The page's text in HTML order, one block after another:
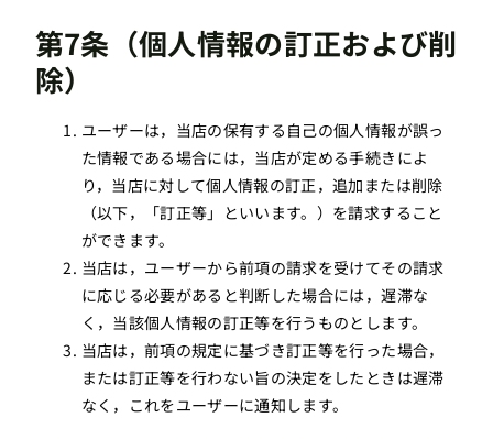
第7条（個人情報の訂正および削
除）
ユーザーは，当店の保有する自己の個人情報が誤っ
た情報である場合には，当店が定める手続きによ
り，当店に対して個人情報の訂正，追加または削除
（以下，「訂正等」といいます。）を請求すること
ができます。
当店は，ユーザーから前項の請求を受けてその請求
に応じる必要があると判断した場合には，遅滞な
く，当該個人情報の訂正等を行うものとします。
当店は，前項の規定に基づき訂正等を行った場合，
または訂正等を行わない旨の決定をしたときは遅滞
なく，これをユーザーに通知します。